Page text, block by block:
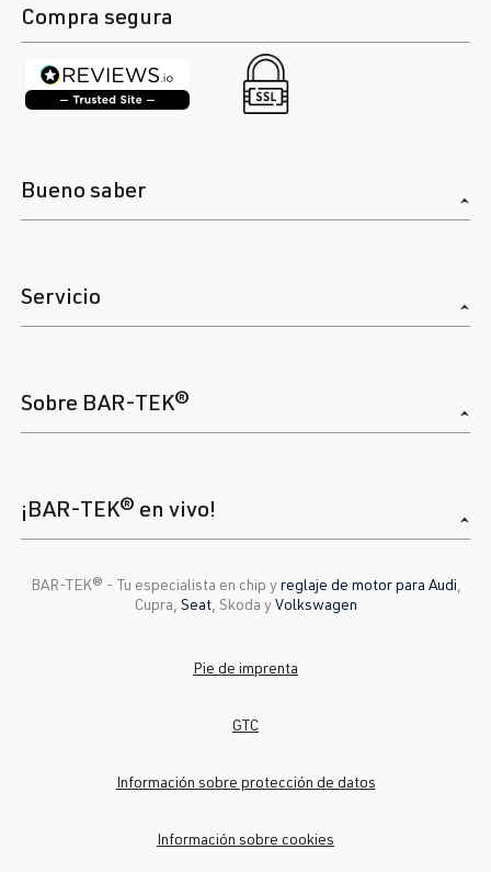
Compra segura
Bueno saber
Servicio
Sobre BAR-TEK®
¡BAR-TEK® en vivo!
BAR-TEK®️ - Tu especialista en chip yreglaje de motor para Audi
Cupra, Seat, Skoda yVolkswagen
Pie de imprenta
GTC
Información sobre protección de datos
Información sobre cookies